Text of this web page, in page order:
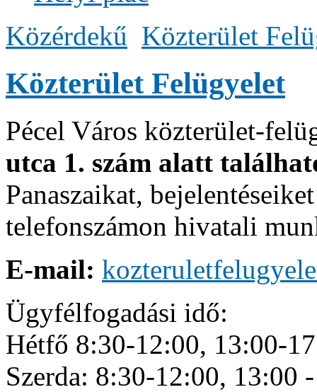
Közérdekű Közterület
Közterület Felügyelet
Pécel Város közterület-
utca 1. szám alatt
Panaszaikat,
telefonszámon hivatali
E-mail:
Ügyfélfogadási idő:
Hétfő 8:30-12:00, 13:00-
Szerda: 8:30-12:00, 13:00